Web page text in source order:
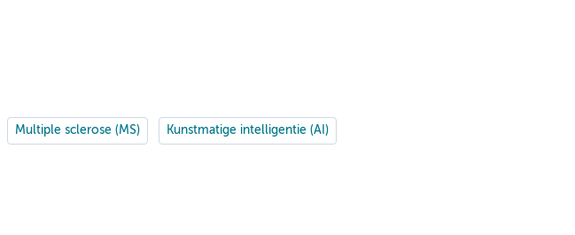
Multiple sclerose (MS) Kunstmatige intelligentie (AI)